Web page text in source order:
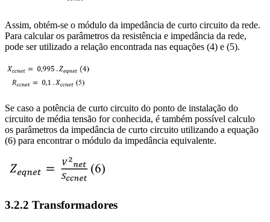
Assim, obtém-se o módulo da impedância de curto circuito da rede.
Para calcular os parâmetros da resistência e impedância da rede,
pode ser utilizado a relação encontrada nas equações (4) e (5).
Se caso a potência de curto circuito do ponto de instalação do
circuito de média tensão for conhecida, é também possível calculo
os parâmetros da impedância de curto circuito utilizando a equação
(6) para encontrar o módulo da impedância equivalente.
3.2.2 Transformadores